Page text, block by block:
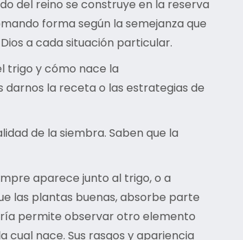
del reino se construye en la reserva
forma según la semejanza que
a cada situación particular.
trigo y cómo nace la
darnos la receta o las estrategias de
de la siembra. Saben que la
aparece junto al trigo, o a
las plantas buenas, absorbe parte
permite observar otro elemento
nace. Sus rasgos y apariencia